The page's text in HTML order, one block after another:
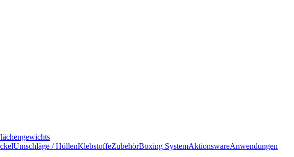
Umschläge / HüllenKlebstoffeZubehörBoxing SystemAktionswareAnwendungen